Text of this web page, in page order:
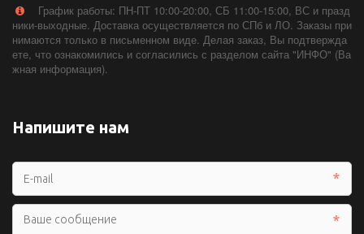
График работы: ПН-ПТ 10:00-20:00, СБ 11:00-15:00, ВС и празд
ники-выходные. Доставка осуществляется по СПб и ЛО. Заказы при
нимаются только в письменном виде. Делая заказ, Вы подтвержда
ете, что ознакомились и согласились с разделом сайта "ИНФО" (Ва
жная информация).
Напишите нам
*
*